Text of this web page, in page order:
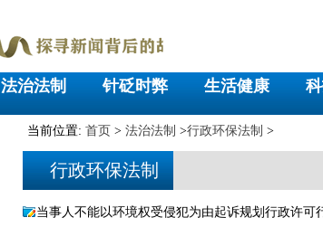
法治法制 针砭时弊 生活健康
当前位置: 首页 > 法治法制 >行政环保法制 >
行政环保法制
当事人不能以环境权受侵犯为由起诉规划行政许可